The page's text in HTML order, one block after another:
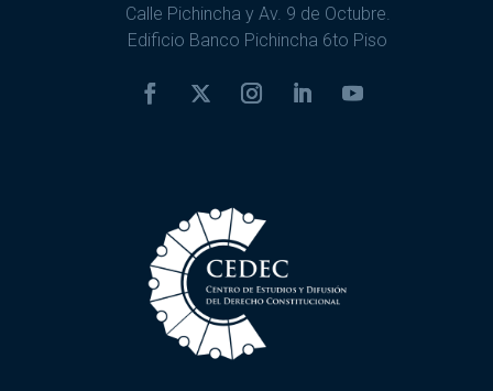
Calle Pichincha y Av. 9 de Octubre.
Edificio Banco Pichincha 6to Piso